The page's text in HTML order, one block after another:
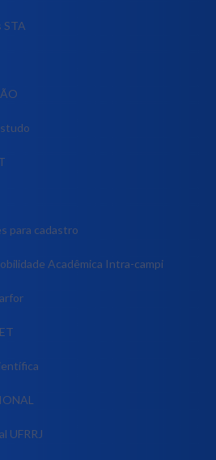
STA
para cadastro
Acadêmica Intra-campi
UFRRJ